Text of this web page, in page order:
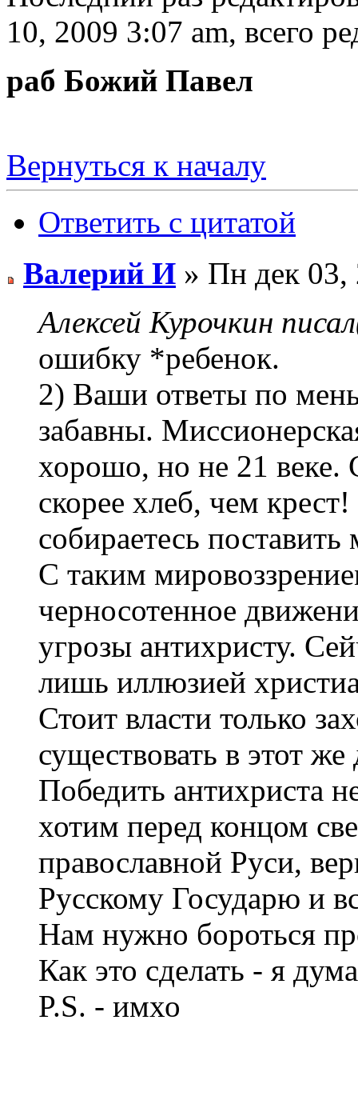
10, 2009 3:07 am, всего
раб Божий Павел
Вернуться к началу
Ответить с цитатой
Валерий И » Пн дек 03,
Алексей Курочкин
ошибку *ребенок.
2) Ваши ответы по
забавны.
хорошо, но не 21 веке.
скорее хлеб, чем
собираетесь
С таким
черносотенное
угрозы антихристу.
лишь иллюзией
Стоит власти только
существовать в этот же
Победить антихриста
хотим перед концом
православной Руси,
Русскому Государю и
Нам нужно бороться
Как это сделать - я
P.S. - имхо